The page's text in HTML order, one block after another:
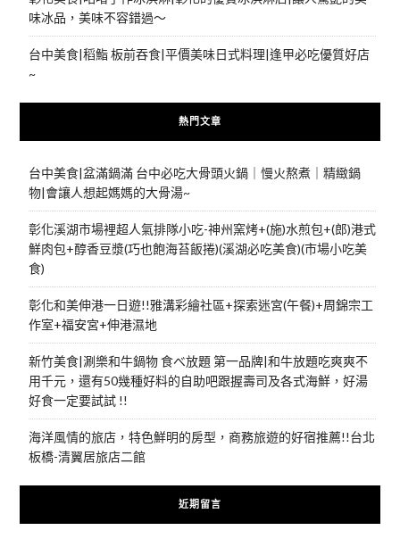
味冰品，美味不容錯過～
台中美食|稻鮨 板前吞食|平價美味日式料理|逢甲必吃優質好店
~
熱門文章
台中美食|盆滿鍋滿 台中必吃大骨頭火鍋｜慢火熬煮｜精緻鍋
物|會讓人想起媽媽的大骨湯~
彰化溪湖市場裡超人氣排隊小吃-神州窯烤+(施)水煎包+(郎)港式
鮮肉包+醇香豆漿(巧也飽海苔飯捲)(溪湖必吃美食)(市場小吃美
食)
彰化和美伸港一日遊!!雅溝彩繪社區+探索迷宮(午餐)+周錦宗工
作室+福安宮+伸港濕地
新竹美食|涮樂和牛鍋物 食べ放題 第一品牌|和牛放題吃爽爽不
用千元，還有50幾種好料的自助吧跟握壽司及各式海鮮，好湯
好食一定要試試 !!
海洋風情的旅店，特色鮮明的房型，商務旅遊的好宿推薦!!台北
板橋-清翼居旅店二館
近期留言